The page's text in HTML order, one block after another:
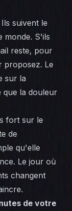
suivent le
monde. S'ils
reste, pour
proposez. Le
sur la
que la douleur
fort sur le
de
qu'elle
Le jour où
changent
de votre